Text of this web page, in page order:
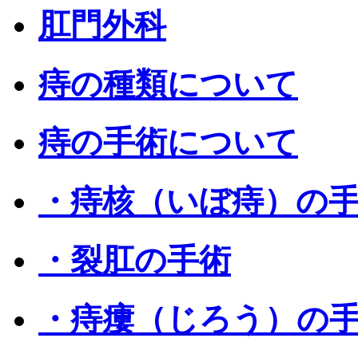
肛門外科
痔の種類について
痔の手術について
・痔核（いぼ痔）の
・裂肛の手術
・痔瘻（じろう）の